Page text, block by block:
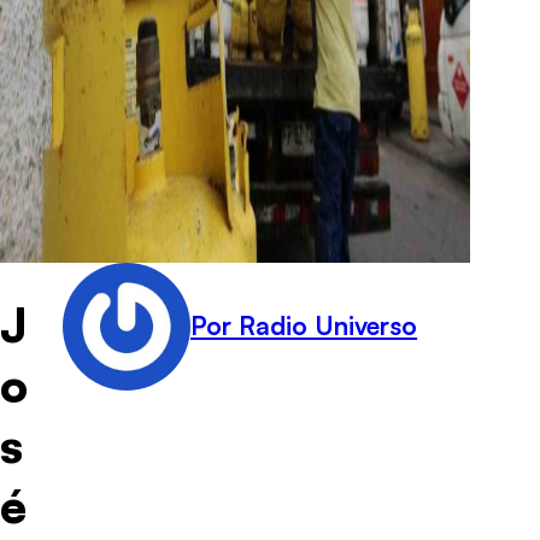
J
o
s
é
Por Radio Universo